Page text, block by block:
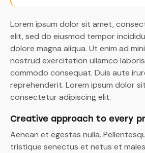
Lorem ipsum dolor sit amet,
elit, sed do eiusmod tempor
dolore magna aliqua. Ut enim ad
nostrud exercitation ullamco
commodo consequat. Duis aute
reprehenderit. Lorem ipsum dolor
consectetur adipiscing elit.
Creative approach to every
Aenean et egestas nulla.
tristique senectus et netus et